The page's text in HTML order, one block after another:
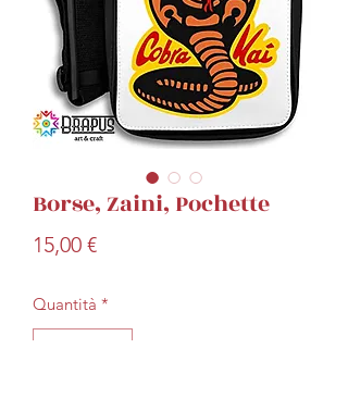
Borse, Zaini, Pochette
15,00 €Prezzo
Quantità *